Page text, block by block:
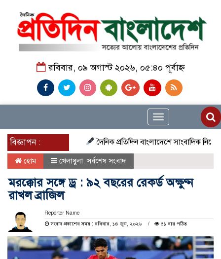
রবিবার, ০৯ অগাস্ট ২০২৬, ০৫:৪০ পূর্বাহ্ন
Toggle
navigation
বিজ্ঞাপন :
দৈনিক প্রতিদিন বাংলাদেশে সাংবাদিক নিয়োগ
হোম খেলাধুলা,সর্বশেষ সংবাদ
মরক্কোর সঙ্গে ড্র : ৯২ বছরের রেকর্ড অক্ষুণ্ন
রাখল ব্রাজিল
Reporter Name
সংবাদ প্রকাশের সময় : রবিবার, ১৪ জুন, ২০২৬
৫১ বার পঠিত